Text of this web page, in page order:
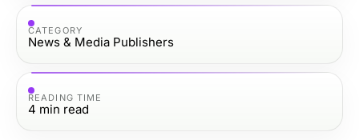
CATEGORY
News & Media Publishers
READING TIME
4 min read